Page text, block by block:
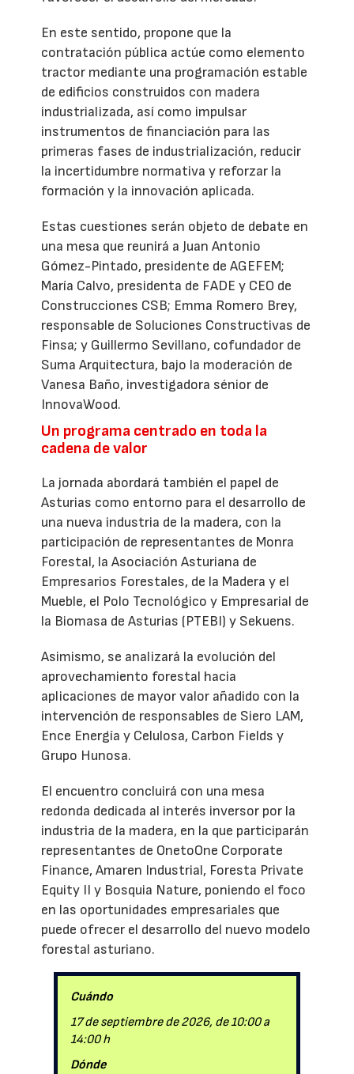
En este sentido, propone que la
contratación pública actúe como elemento
tractor mediante una programación estable
de edificios construidos con madera
industrializada, así como impulsar
instrumentos de financiación para las
primeras fases de industrialización, reducir
la incertidumbre normativa y reforzar la
formación y la innovación aplicada.
Estas cuestiones serán objeto de debate en
una mesa que reunirá a Juan Antonio
Gómez-Pintado, presidente de AGEFEM;
María Calvo, presidenta de FADE y CEO de
Construcciones CSB; Emma Romero Brey,
responsable de Soluciones Constructivas de
Finsa; y Guillermo Sevillano, cofundador de
Suma Arquitectura, bajo la moderación de
Vanesa Baño, investigadora sénior de
InnovaWood.
Un programa centrado en toda la
cadena de valor
La jornada abordará también el papel de
Asturias como entorno para el desarrollo de
una nueva industria de la madera, con la
participación de representantes de Monra
Forestal, la Asociación Asturiana de
Empresarios Forestales, de la Madera y el
Mueble, el Polo Tecnológico y Empresarial de
la Biomasa de Asturias (PTEBI) y Sekuens.
Asimismo, se analizará la evolución del
aprovechamiento forestal hacia
aplicaciones de mayor valor añadido con la
intervención de responsables de Siero LAM,
Ence Energía y Celulosa, Carbon Fields y
Grupo Hunosa.
El encuentro concluirá con una mesa
redonda dedicada al interés inversor por la
industria de la madera, en la que participarán
representantes de OnetoOne Corporate
Finance, Amaren Industrial, Foresta Private
Equity II y Bosquia Nature, poniendo el foco
en las oportunidades empresariales que
puede ofrecer el desarrollo del nuevo modelo
forestal asturiano.
Cuándo
17 de septiembre de 2026, de 10:00 a
14:00 h
Dónde